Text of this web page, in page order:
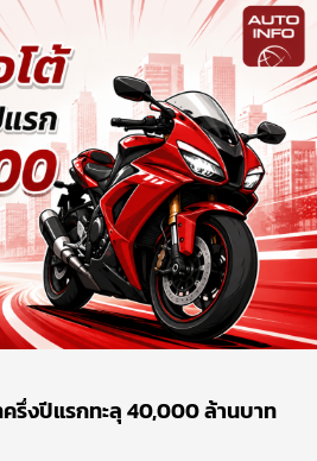
รึ่งปีแรกทะลุ 40,000 ล้านบาท